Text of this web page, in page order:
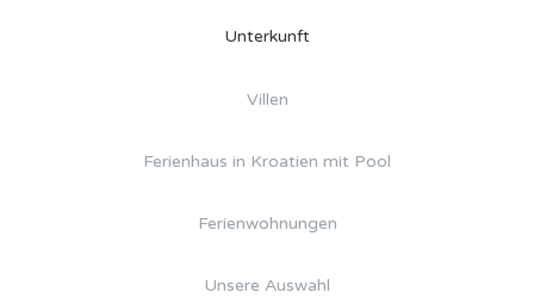
Unterkunft
Villen
Ferienhaus in Kroatien mit Pool
Ferienwohnungen
Unsere Auswahl